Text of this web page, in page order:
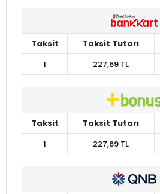
Taksit Taksit Tutarı
1
227,69 TL
Taksit Taksit Tutarı
1
227,69 TL